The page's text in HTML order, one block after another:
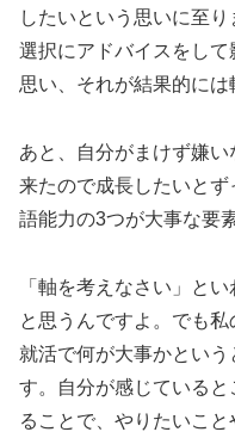
したいという思いに至
選択にアドバイスをし
思い、それが結果的には
あと、自分がまけず嫌
来たので成長したいと
語能力の3つが大事な要
「軸を考えなさい」と
と思うんですよ。でも
就活で何が大事かとい
す。自分が感じている
ることで、やりたいこ